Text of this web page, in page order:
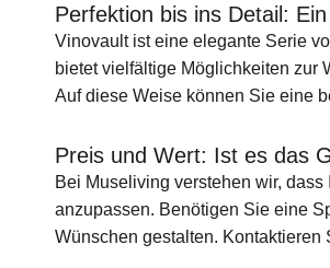
Perfektion bis ins Detail:
Vinovault ist eine elegante Serie
bietet vielfältige Möglichkeiten zur
Auf diese Weise können Sie eine
Preis und Wert: Ist es das
Bei Museliving verstehen wir,
anzupassen. Benötigen Sie eine
Wünschen gestalten. Kontaktieren